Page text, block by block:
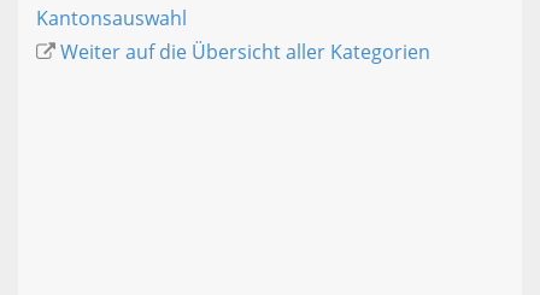
Kantonsauswahl
Weiter auf die Übersicht aller Kategorien